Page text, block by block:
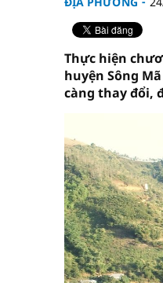
Thực hiện
huyện Sông
càng thay đổi,